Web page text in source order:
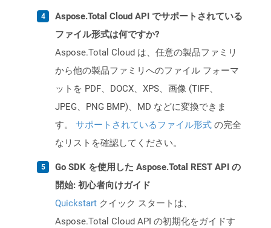
Aspose.Total Cloud API でサポートされている
ファイル形式は何ですか?
Aspose.Total Cloud は、任意の製品ファミリ
から他の製品ファミリへのファイル フォーマ
ットを PDF、DOCX、XPS、画像 (TIFF、
JPEG、PNG BMP)、MD などに変換できま
す。 サポートされているファイル形式 の完全
なリストを確認してください。
Go SDK を使用した Aspose.Total REST API の
開始: 初心者向けガイド
Quickstart クイック スタートは、
Aspose.Total Cloud API の初期化をガイドす